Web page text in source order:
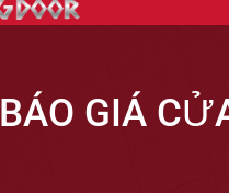
BÁO GIÁ